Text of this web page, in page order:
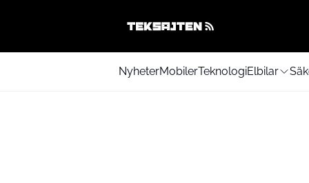
NyheterMobilerTeknologiElbilar